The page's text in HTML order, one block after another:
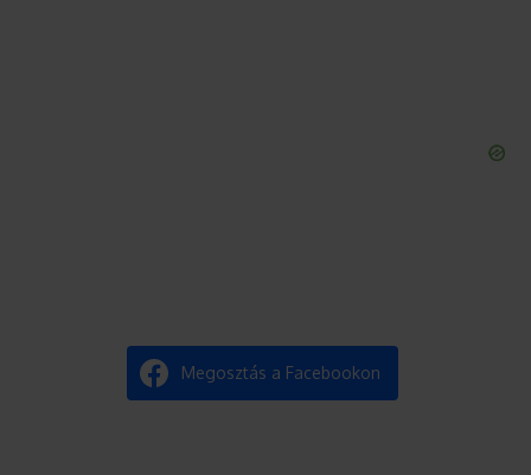
Megosztás a Facebookon